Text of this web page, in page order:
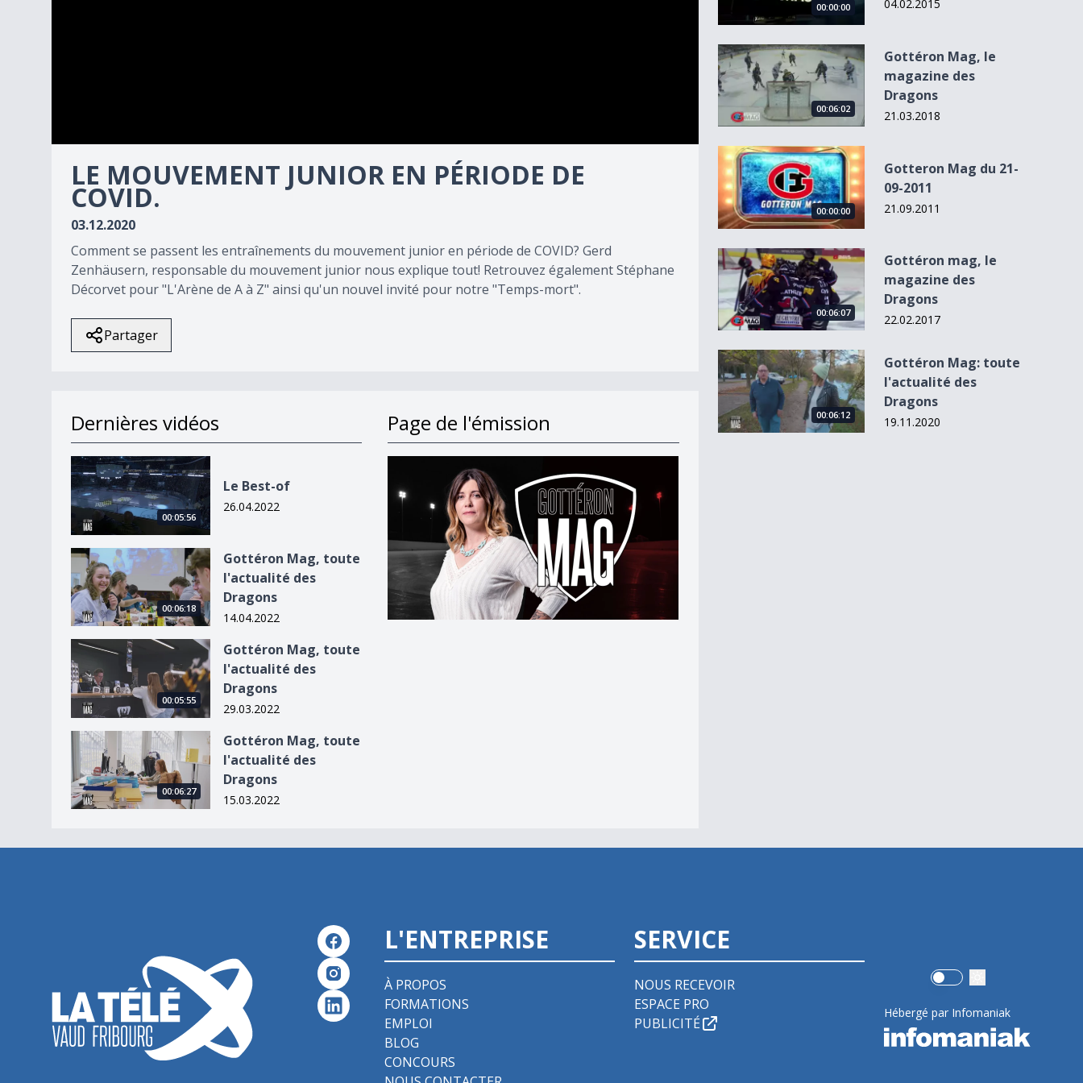
seconds
secondsVolume
LE MOUVEMENT JUNIOR EN PÉRIODE DE
COVID.
03.12.2020
Comment se passent les entraînements du mouvement junior en période de COVID? Gerd
Zenhäusern, responsable du mouvement junior nous explique tout! Retrouvez également Stéphane
Décorvet pour "L'Arène de A à Z" ainsi qu'un nouvel invité pour notre "Temps-mort".
Partager
Dernières vidéos
Le Best-of
00:05:56
Le Best-of
26.04.2022
Gottéron Mag, toute l&#039;actualité des Dragons
00:06:18
Gottéron Mag, toute
l'actualité des
Dragons
14.04.2022
Gottéron Mag, toute l&#039;actualité des Dragons
00:05:55
Gottéron Mag, toute
l'actualité des
Dragons
29.03.2022
Gottéron Mag, toute l&#039;actualité des Dragons
00:06:27
Gottéron Mag, toute
l'actualité des
Dragons
15.03.2022
Page de l'émission
00:00:00 04.02.2015
Gottéron Mag, le magazine des Dragons
00:06:02
Gottéron Mag, le
magazine des
Dragons
21.03.2018
Gotteron Mag du 21-09-2011
00:00:00
Gotteron Mag du 21-
09-2011
21.09.2011
Gottéron mag, le magazine des Dragons
00:06:07
Gottéron mag, le
magazine des
Dragons
22.02.2017
Gottéron Mag: toute l&#039;actualité des Dragons
00:06:12
Gottéron Mag: toute
l'actualité des
Dragons
19.11.2020
L'ENTREPRISE
À PROPOS
FORMATIONS
EMPLOI
BLOG
CONCOURS
SERVICE
NOUS RECEVOIR
ESPACE PRO
PUBLICITÉ
Use setting
Hébergé par Infomaniak